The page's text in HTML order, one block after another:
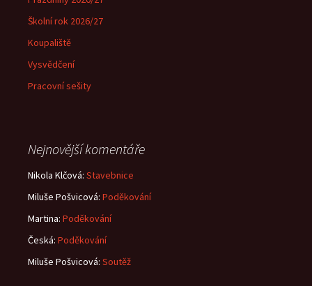
Školní rok 2026/27
Koupaliště
Vysvědčení
Pracovní sešity
Nejnovější komentáře
Nikola Klčová: Stavebnice
Miluše Pošvicová: Poděkování
Martina: Poděkování
Česká: Poděkování
Miluše Pošvicová: Soutěž